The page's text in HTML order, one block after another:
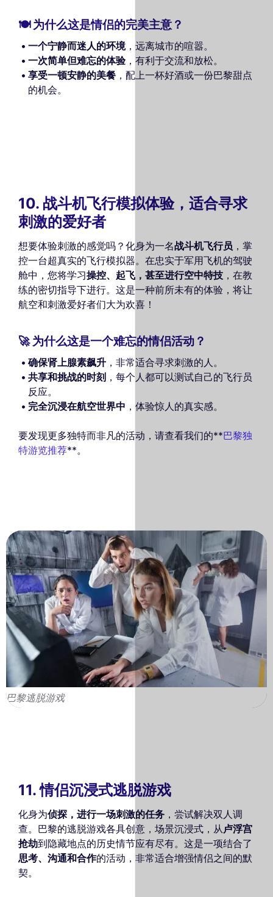
🍽️ 为什么这是情侣的完美主意？
一个宁静而迷人的环境，远离城市的喧嚣。
一次简单但难忘的体验，有利于交流和放松。
享受一顿安静的美餐 ，配上一杯好酒或一份巴黎甜点
的机会。
10. 战斗机飞行模拟体验，适合寻求
刺激的爱好者
想要体验刺激的感觉吗？化身为一名战斗机飞行员 ，掌
控一台超真实的飞行模拟器。在忠实于军用飞机的驾驶
舱中，您将学习操控、起飞，甚至进行空中特技 ，在教
练的密切指导下进行。这是一种前所未有的体验，将让
航空和刺激爱好者们大为欢喜！
🚀 为什么这是一个难忘的情侣活动？
确保肾上腺素飙升 ，非常适合寻求刺激的人。
共享和挑战的时刻 ，每个人都可以测试自己的飞行员
反应。
完全沉浸在航空世界中 ，体验惊人的真实感。
要发现更多独特而非凡的活动，请查看我们的**巴黎独
特游览推荐**。
巴黎逃脱游戏
11. 情侣沉浸式逃脱游戏
化身为侦探，进行一场刺激的任务 ，尝试解决双人调
查。巴黎的逃脱游戏各具创意，场景沉浸式，从 卢浮宫
抢劫到隐藏地点的历史情节应有尽有。这是一项结合了
思考、沟通和合作的活动，非常适合增强情侣之间的默
契。